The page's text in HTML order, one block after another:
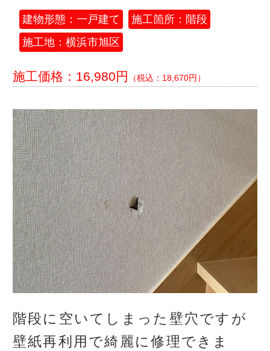
建物形態：一戸建て
施工箇所：階段
施工地：横浜市旭区
施工価格：16,980円 （税込：18,670円）
階段に空いてしまった壁穴ですが
壁紙再利用で綺麗に修理できま